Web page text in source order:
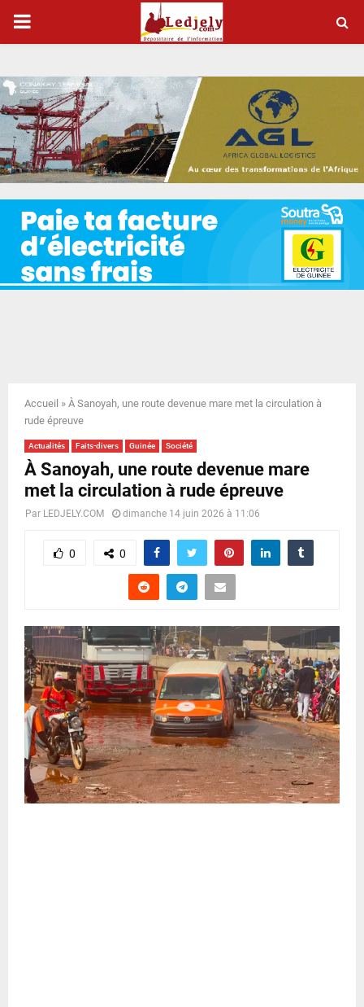
P
I
M
A
R
Y
N
Accueil » À Sanoyah, une route devenue mare met la circulation à
rude épreuve
Actualités Faits-divers Guinée Société
À Sanoyah, une route devenue mare
met la circulation à rude épreuve
Par LEDJELY.COM dimanche 14 juin 2026 à 11:06
0 0